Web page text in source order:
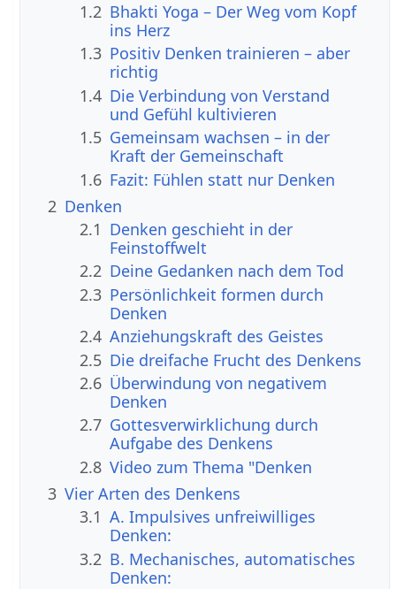
1.2 Bhakti Yoga – Der Weg vom Kopf
ins Herz
1.3 Positiv Denken trainieren – aber
richtig
1.4 Die Verbindung von Verstand
und Gefühl kultivieren
1.5 Gemeinsam wachsen – in der
Kraft der Gemeinschaft
1.6 Fazit: Fühlen statt nur Denken
2 Denken
2.1 Denken geschieht in der
Feinstoffwelt
2.2 Deine Gedanken nach dem Tod
2.3 Persönlichkeit formen durch
Denken
2.4 Anziehungskraft des Geistes
2.5 Die dreifache Frucht des Denkens
2.6 Überwindung von negativem
Denken
2.7 Gottesverwirklichung durch
Aufgabe des Denkens
2.8 Video zum Thema "Denken
3 Vier Arten des Denkens
3.1 A. Impulsives unfreiwilliges
Denken:
3.2 B. Mechanisches, automatisches
Denken: